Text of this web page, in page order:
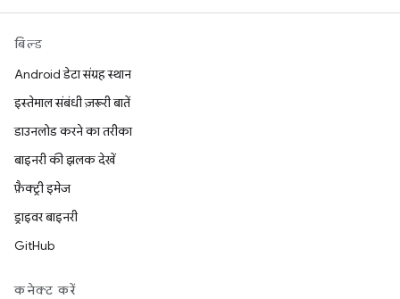
बिल्ड
Android डेटा संग्रह स्थान
इस्तेमाल संबंधी ज़रूरी बातें
डाउनलोड करने का तरीका
बाइनरी की झलक देखें
फ़ैक्ट्री इमेज
ड्राइवर बाइनरी
GitHub
कनेक्ट करें